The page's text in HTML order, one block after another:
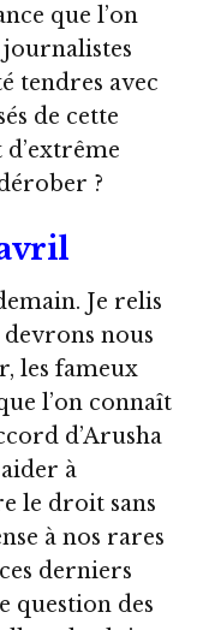
que l’on
journalistes
tendres avec
de cette
?
Je relis
devrons nous
les fameux
l’on connaît
d’Arusha
à
le droit sans
à nos rares
derniers
question des